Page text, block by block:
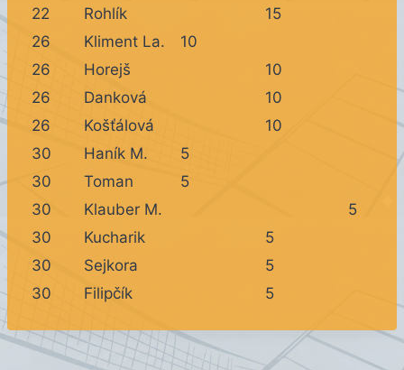
22
Rohlík
15
26
Kliment La.
10
26
Horejš
10
26
Danková
10
26
Košťálová
10
30
Haník M.
5
30
Toman
5
30
Klauber M.
5
30
Kucharik
5
30
Sejkora
5
30
Filipčík 5